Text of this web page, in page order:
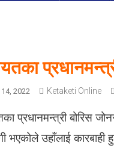
2022 Ketaketi Online
प्रधानमन्त्री बोरिस
भएकोले उहाँलाई